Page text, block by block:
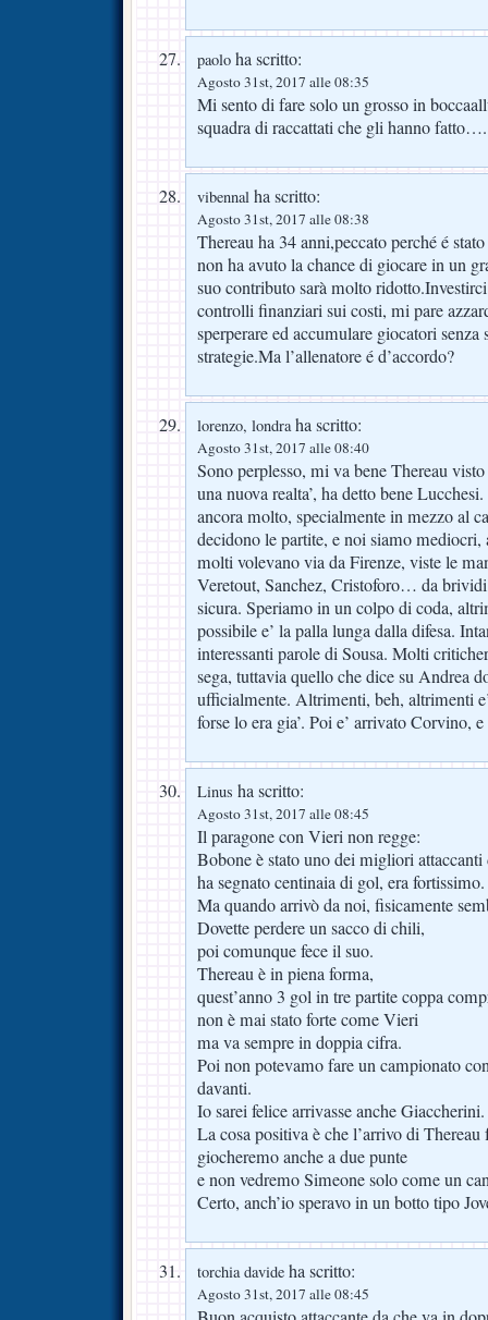
paolo ha scritto:
Agosto 31st, 2017 alle 08:35
Mi sento di fare solo un grosso in
squadra di raccattati che gli hanno fatto….
vibennal ha scritto:
Agosto 31st, 2017 alle 08:38
Thereau ha 34 anni,peccato perché é
non ha avuto la chance di giocare in un
suo contributo sarà molto
controlli finanziari sui costi, mi pare
sperperare ed accumulare giocatori senza
strategie.Ma l’allenatore é d’accordo?
lorenzo, londraha scritto:
Agosto 31st, 2017 alle 08:40
Sono perplesso, mi va bene Thereau
una nuova realta’, ha detto bene
ancora molto, specialmente in mezzo al
decidono le partite, e noi siamo
molti volevano via da Firenze, viste le
Veretout, Sanchez, Cristoforo… da
sicura. Speriamo in un colpo di coda,
possibile e’ la palla lunga dalla difesa.
interessanti parole di Sousa. Molti
sega, tuttavia quello che dice su Andrea
ufficialmente. Altrimenti, beh, altrimenti
forse lo era gia’. Poi e’ arrivato Corvino,
Linus ha scritto:
Agosto 31st, 2017 alle 08:45
Il paragone con Vieri non regge:
Bobone è stato uno dei migliori
ha segnato centinaia di gol, era fortissimo.
Ma quando arrivò da noi, fisicamente
Dovette perdere un sacco di chili,
poi comunque fece il suo.
Thereau è in piena forma,
quest’anno 3 gol in tre partite coppa
non è mai stato forte come Vieri
ma va sempre in doppia cifra.
Poi non potevamo fare un campionato
davanti.
Io sarei felice arrivasse anche Giaccherini.
La cosa positiva è che l’arrivo di Thereau
giocheremo anche a due punte
e non vedremo Simeone solo come un
Certo, anch’io speravo in un botto tipo
torchia davide ha scritto:
Agosto 31st, 2017 alle 08:45